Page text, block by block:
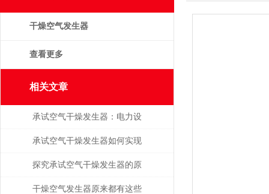
干燥空气发生器
查看更多
相关文章
承试空气干燥发生器：电力设
备绝缘维护的守护者
承试空气干燥发生器如何实现
自动化控制？
探究承试空气干燥发生器的原
理与应用
干燥空气发生器原来都有这些